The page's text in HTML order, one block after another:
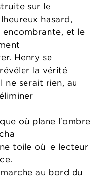
sur le
hasard,
encombrante, et le
Henry se
la vérité
ne serait rien, au
où plane l’ombre
toile où le lecteur
au bord du